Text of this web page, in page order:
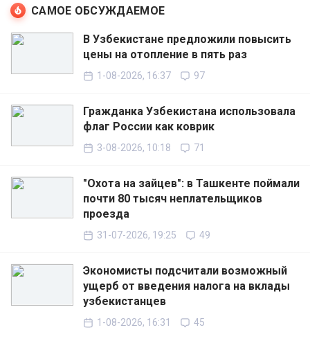
САМОЕ ОБСУЖДАЕМОЕ
В Узбекистане предложили повысить
цены на отопление в пять раз
1-08-2026, 16:37 97
Гражданка Узбекистана использовала
флаг России как коврик
3-08-2026, 10:18 71
"Охота на зайцев": в Ташкенте поймали
почти 80 тысяч неплательщиков
проезда
31-07-2026, 19:25 49
Экономисты подсчитали возможный
ущерб от введения налога на вклады
узбекистанцев
1-08-2026, 16:31 45